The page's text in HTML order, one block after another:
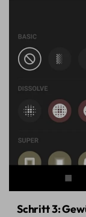
Schritt 3: